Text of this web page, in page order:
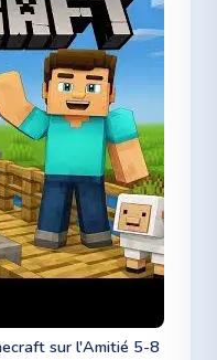
sur l'Amitié 5-8